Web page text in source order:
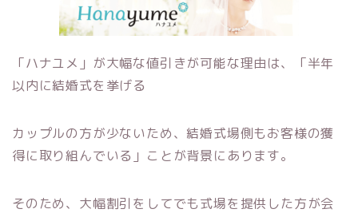
「ハナユメ」が大幅な値引きが可能な理由は、「半年
以内に結婚式を挙げる
カップルの方が少ないため、結婚式場側もお客様の獲
得に取り組んでいる」ことが背景にあります。
そのため、大幅割引をしてでも式場を提供した方が会